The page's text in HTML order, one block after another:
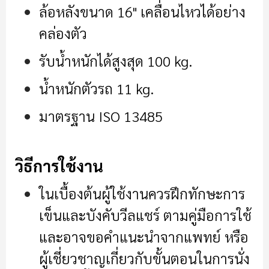
ล้อหลังขนาด 16" เคลื่อนไหวได้อย่าง
คล่องตัว
รับน้ำหนักได้สูงสุด 100 kg.
น้ำหนักตัวรถ 11 kg.
มาตรฐาน ISO 13485
วิธีการใช้งาน
ในเบื้องต้นผู้ใช้งานควรฝึกทักษะการ
เข็นและบังคับวีลแชร์ ตามคู่มือการใช้
และอาจขอคำแนะนำจากแพทย์ หรือ
ผู้เชี่ยวชาญเกี่ยวกับขั้นตอนในการนั่ง